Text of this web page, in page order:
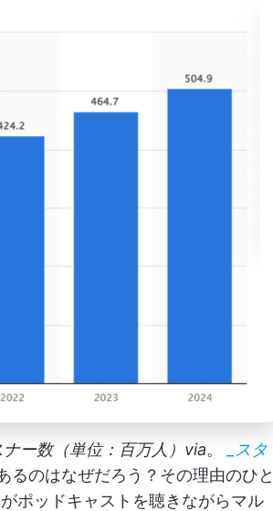
ー数（単位：百万人）via。
_スタ
るのはなぜだろう？その理由のひと
ポッドキャストを聴きながらマル